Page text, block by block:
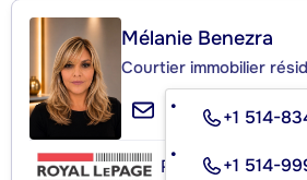
Mélanie Benezra
Courtier immobilier
+1 514-
+1 514-
ROYAL LEPAGE